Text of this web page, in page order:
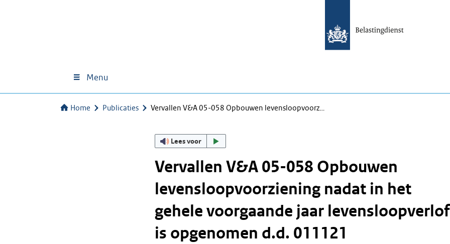
Menu
Home Publicaties Vervallen V&A 05-058 Opbouwen levensloopvoorz…
Lees voor
Vervallen V&A 05-058 Opbouwen
levensloopvoorziening nadat in het
gehele voorgaande jaar levensloopverlof
is opgenomen d.d. 011121